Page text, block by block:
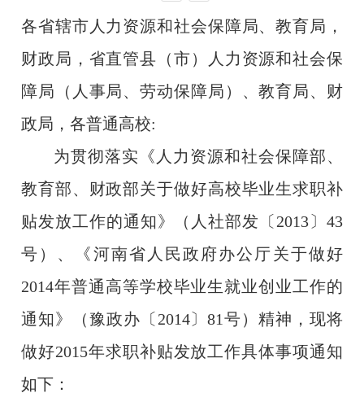
各省辖市人力资源和社会保障局、教育局，
财政局，省直管县（市）人力资源和社会保
障局（人事局、劳动保障局）、教育局、财
政局，各普通高校:
为贯彻落实《人力资源和社会保障部、
教育部、财政部关于做好高校毕业生求职补
贴发放工作的通知》（人社部发〔2013〕 43
号）、《河南省人民政府办公厅关于做好
2014年普通高等学校毕业生就业创业工作的
通知》（豫政办〔2014〕81号）精神，现将
做好2015年求职补贴发放工作具体事项通知
如下：